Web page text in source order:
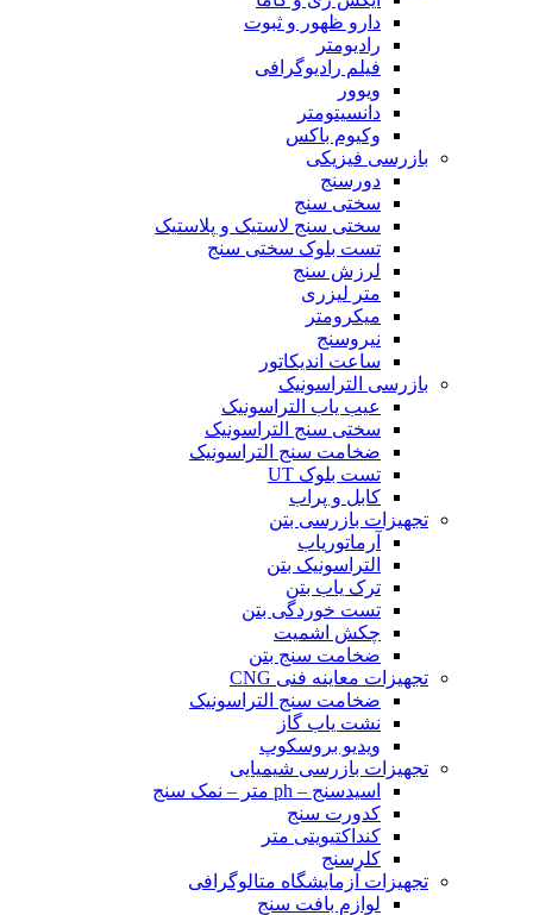
دارو ظهور و ثبوت
رادیومتر
فیلم رادیوگرافی
ویوور
دانسیتومتر
وکیوم باکس
بازرسی فیزیکی
دورسنج
سختی سنج
سختی سنج لاستیک و پلاستیک
تست بلوک سختی سنج
لرزش سنج
متر لیزری
میکرومتر
نیروسنج
ساعت اندیکاتور
بازرسی التراسونیک
عیب یاب التراسونیک
سختی سنج التراسونیک
ضخامت سنج التراسونیک
تست بلوک UT
کابل و پراب
تجهیزات بازرسی بتن
آرماتوریاب
التراسونیک بتن
ترک یاب بتن
تست خوردگی بتن
چکش اشمیت
ضخامت سنج بتن
تجهیزات معاینه فنی CNG
ضخامت سنج التراسونیک
نشت یاب گاز
ویدیو بروسکوپ
تجهیزات بازرسی شیمیایی
اسیدسنج – ph متر – نمک سنج
کدورت سنج
کنداکتیویتی متر
کلرسنج
تجهیزات آزمایشگاه متالوگرافی
لوازم بافت سنج